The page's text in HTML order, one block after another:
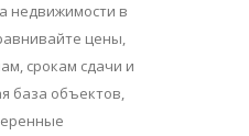
недвижимости в
цены,
срокам сдачи и
база объектов,